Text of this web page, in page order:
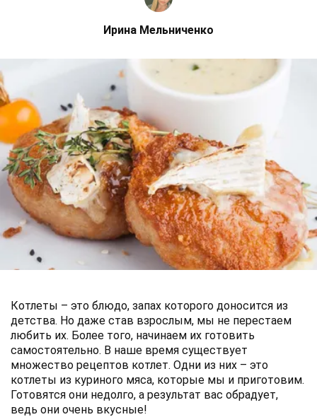
Ирина Мельниченко
Котлеты – это блюдо, запах которого доносится из
детства. Но даже став взрослым, мы не перестаем
любить их. Более того, начинаем их готовить
самостоятельно. В наше время существует
множество рецептов котлет. Одни из них – это
котлеты из куриного мяса, которые мы и приготовим.
Готовятся они недолго, а результат вас обрадует,
ведь они очень вкусные!